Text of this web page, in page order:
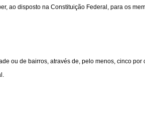
ao disposto na Constituição Federal, para os
ou de bairros, através de, pelo menos, cinco por